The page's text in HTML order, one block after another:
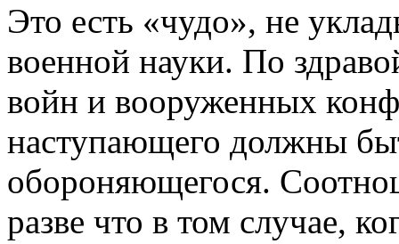
Это есть «чудо», не
военной науки. По
войн и вооруженных
наступающего должны
обороняющегося.
разве что в том случае,